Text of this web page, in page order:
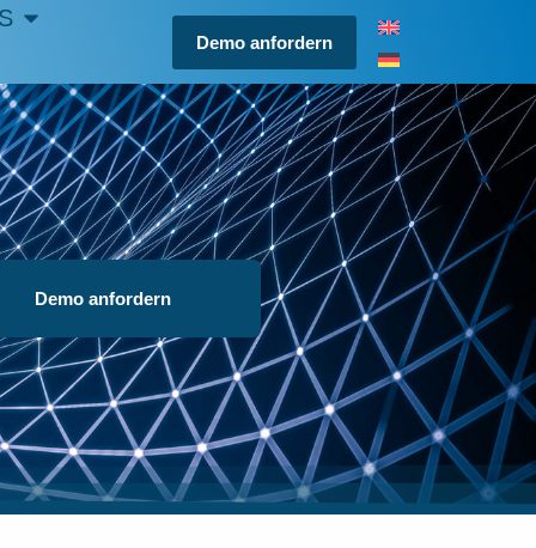
Demo anfordern
Demo anfordern